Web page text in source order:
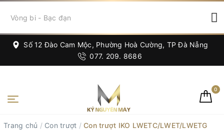
Số 12 Đào Cam Mộc, Phường Hoà Cường, TP Đà Nẵng
077. 209. 8686
0
Trang chủ / Con trượt / Con trượt IKO LWETC/LWET/LWETG